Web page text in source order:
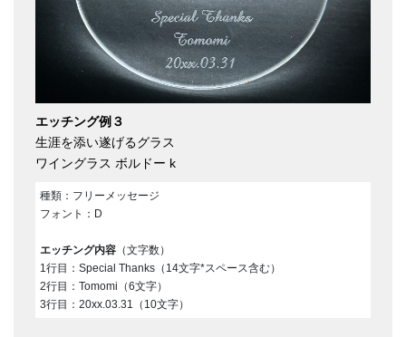
エッチング例３
生涯を添い遂げるグラス
ワイングラス ボルドー k
種類：フリーメッセージ
フォント：D
エッチング内容 （文字数）
1行目：Special Thanks（14文字*スペース含む）
2行目：Tomomi（6文字）
3行目：20xx.03.31（10文字）